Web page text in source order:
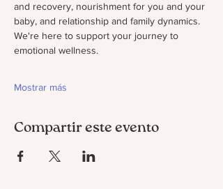
and recovery, nourishment for you and your
baby, and relationship and family dynamics.
We're here to support your journey to
emotional wellness.
Mostrar más
Compartir este evento